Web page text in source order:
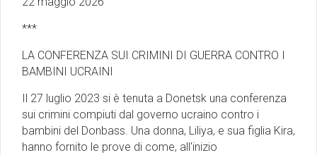
***
LA CONFERENZA SUI CRIMINI DI GUERRA CONTRO I
BAMBINI UCRAINI
Il 27 luglio 2023 si è tenuta a Donetsk una conferenza
sui crimini compiuti dal governo ucraino contro i
bambini del Donbass. Una donna, Liliya, e sua figlia Kira,
hanno fornito le prove di come, all'inizio